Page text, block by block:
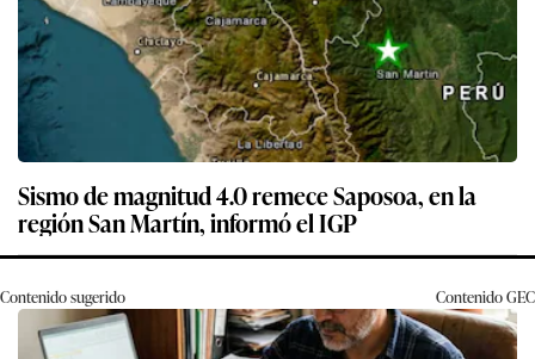
Sismo de magnitud 4.0 remece Saposoa, en la
región San Martín, informó el IGP
Contenido sugerido ContenidoGEC